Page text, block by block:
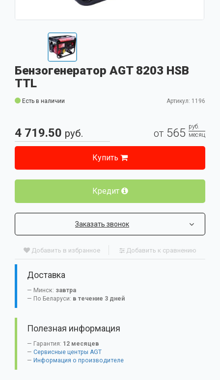
Бензогенератор AGT 8203 HSB
TTL
Есть в наличии Артикул: 1196
4 719.50 руб. от 565 руб.
месяц
Купить
Кредит
Заказать звонок
Добавить в избранное Добавить к сравнению
Доставка
Минск: завтра
По Беларуси: в течение 3 дней
Полезная информация
Гарантия: 12 месяцев
Сервисные центры AGT
Информация о производителе